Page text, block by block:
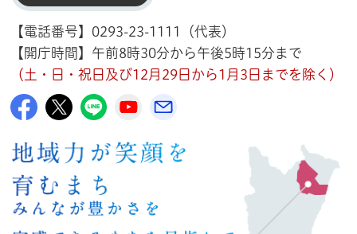
【電話番号】0293-23-1111（代表）
【開庁時間】午前8時30分から午後5時15分まで
（土・日・祝日及び12月29日から1月3日までを除く）
高萩市公式Facebook
高萩市公式X
高萩市公式LINE
高萩市YouTube公式チャンネル